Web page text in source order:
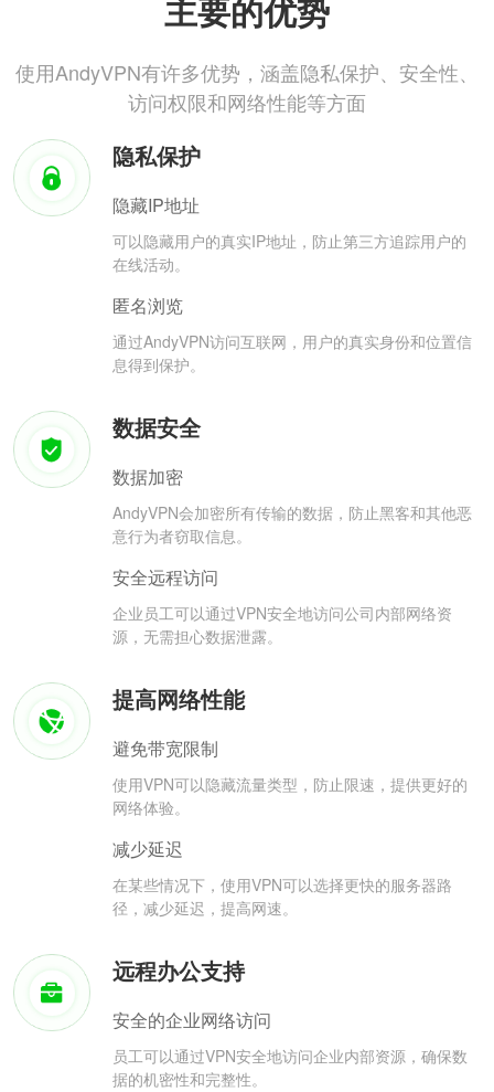
主要的优势
使用AndyVPN有许多优势，涵盖隐私保护、安全性、
访问权限和网络性能等方面
隐私保护
隐藏IP地址
可以隐藏用户的真实IP地址，防止第三方追踪用户的
在线活动。
匿名浏览
通过AndyVPN访问互联网，用户的真实身份和位置信
息得到保护。
数据安全
数据加密
AndyVPN会加密所有传输的数据，防止黑客和其他恶
意行为者窃取信息。
安全远程访问
企业员工可以通过VPN安全地访问公司内部网络资
源，无需担心数据泄露。
提高网络性能
避免带宽限制
使用VPN可以隐藏流量类型，防止限速，提供更好的
网络体验。
减少延迟
在某些情况下，使用VPN可以选择更快的服务器路
径，减少延迟，提高网速。
远程办公支持
安全的企业网络访问
员工可以通过VPN安全地访问企业内部资源，确保数
据的机密性和完整性。